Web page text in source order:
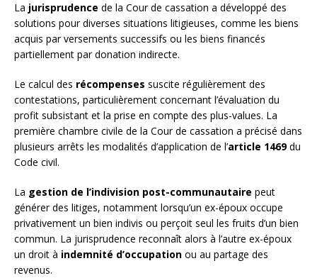
La jurisprudence de la Cour de cassation a développé des
solutions pour diverses situations litigieuses, comme les biens
acquis par versements successifs ou les biens financés
partiellement par donation indirecte.
Le calcul des récompenses suscite régulièrement des
contestations, particulièrement concernant l’évaluation du
profit subsistant et la prise en compte des plus-values. La
première chambre civile de la Cour de cassation a précisé dans
plusieurs arrêts les modalités d’application de l’article 1469du
Code civil.
La gestion de l’indivision post-communautaire peut
générer des litiges, notamment lorsqu’un ex-époux occupe
privativement un bien indivis ou perçoit seul les fruits d’un bien
commun. La jurisprudence reconnaît alors à l’autre ex-époux
un droit à indemnité d’occupation ou au partage des
revenus.